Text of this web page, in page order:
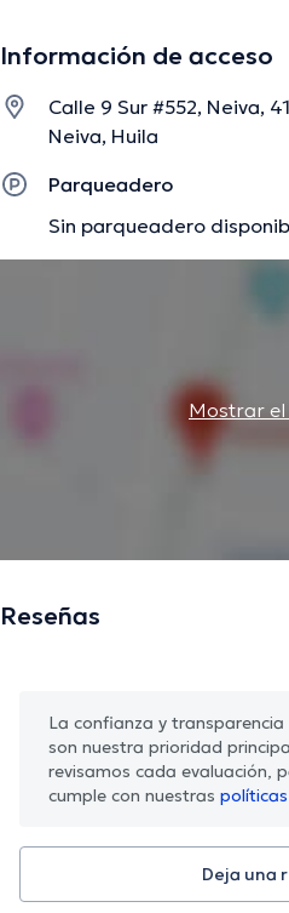
Información de acceso
Calle 9 Sur #552, Neiva,
Neiva, Huila
Parqueadero
Sin parqueadero
Mostrar
Reseñas
La confianza y
son nuestra prioridad
revisamos cada evaluación,
cumple con nuestras
Deja una